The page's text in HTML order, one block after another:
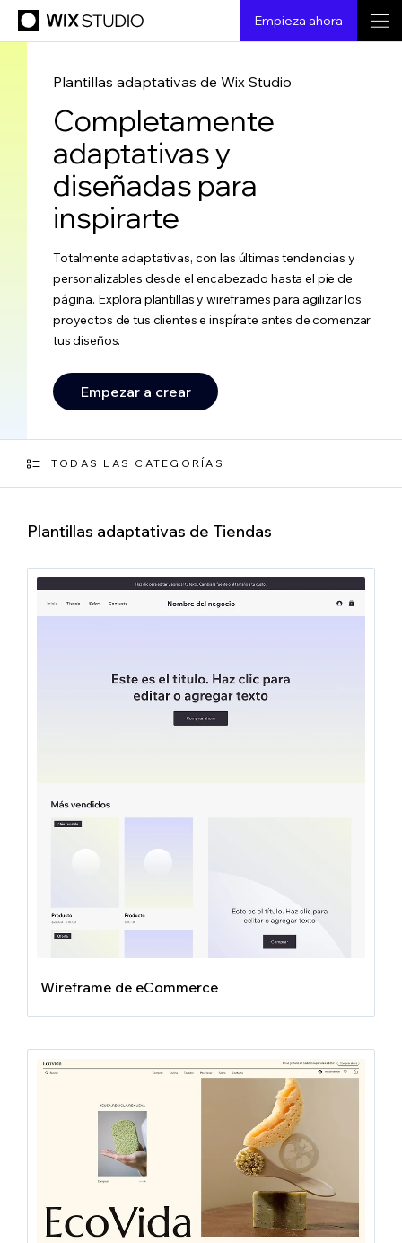
Empieza ahora
Plantillas adaptativas de Wix Studio
Completamente
adaptativas y
diseñadas para
inspirarte
Totalmente adaptativas, con las últimas tendencias y
personalizables desde el encabezado hasta el pie de
página. Explora plantillas y wireframes para agilizar los
proyectos de tus clientes e inspírate antes de comenzar
tus diseños.
Empezar a crear
TODAS LAS CATEGORÍAS
Plantillas adaptativas de Tiendas
Wireframe de eCommerce